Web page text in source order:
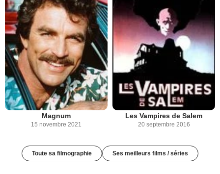
Magnum
15 novembre 2021
Les Vampires de Salem
20 septembre 2016
Toute sa filmographie Ses meilleurs films / séries